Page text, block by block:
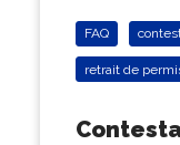
FAQ
retrait de